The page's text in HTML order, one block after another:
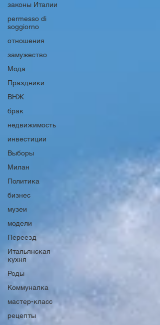
законы Италии
permesso di
soggiorno
отношения
замужество
Мода
Праздники
ВНЖ
брак
недвижимость
инвестиции
Выборы
Милан
Политика
бизнес
музеи
модели
Переезд
Итальянская
кухня
Роды
Коммуналка
мастер-класс
рецепты